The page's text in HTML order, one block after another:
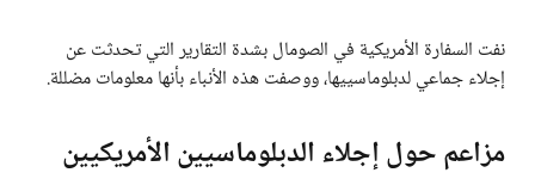
نفت السفارة الأمريكية في الصومال بشدة التقارير التي تحدثت عن
إجلاء جماعي لدبلوماسييها، ووصفت هذه الأنباء بأنها معلومات مضللة.
مزاعم حول إجلاء الدبلوماسيين الأمريكيين